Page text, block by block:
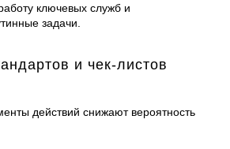
ключевых служб и
задачи.
и чек-листов
действий снижают вероятность